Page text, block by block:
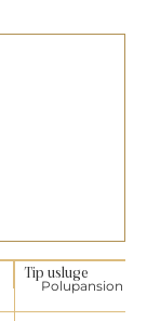
Tip usluge
Polupansion